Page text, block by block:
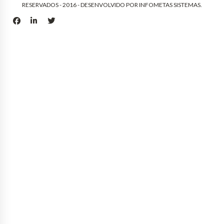
RESERVADOS - 2016 - DESENVOLVIDO POR INFOMETAS SISTEMAS